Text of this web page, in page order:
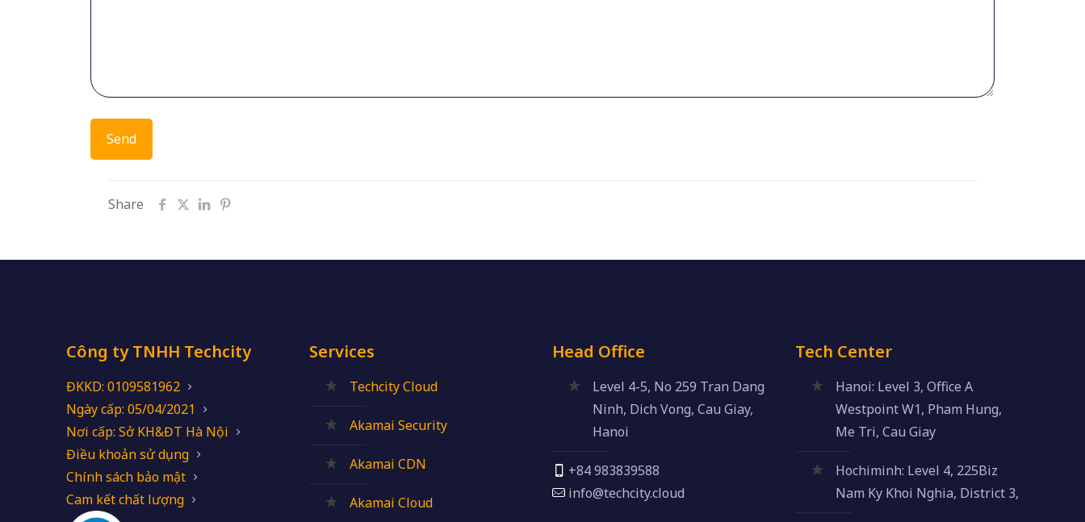
Share
Công ty TNHH Techcity
ĐKKD: 0109581962
Ngày cấp: 05/04/2021
Nơi cấp: Sở KH&ĐT Hà Nội
Điều khoản sử dụng
Chính sách bảo mật
Cam kết chất lượng
Services
Techcity Cloud
Akamai Security
Akamai CDN
Akamai Cloud
Head Office
Level 4-5, No 259 Tran Dang
Ninh, Dich Vong, Cau Giay,
Hanoi
+84 983839588
info@techcity.cloud
Tech Center
Hanoi: Level 3, Office A
Westpoint W1, Pham Hung,
Me Tri, Cau Giay
Hochiminh: Level 4, 225Biz
Nam Ky Khoi Nghia, District 3,